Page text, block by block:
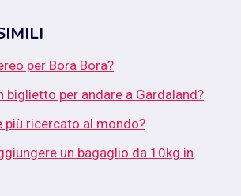
per Bora Bora?
biglietto per andare a Gardaland?
più ricercato al mondo?
un bagaglio da 10kg in